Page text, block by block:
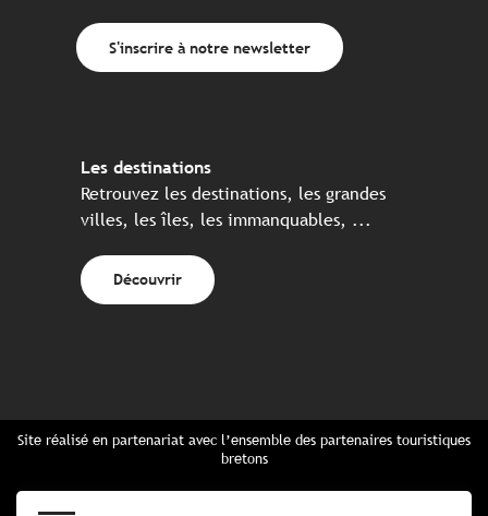
S'inscrire à notre newsletter
Les destinations
Retrouvez les destinations, les grandes
villes, les îles, les immanquables, ...
Découvrir
Site réalisé en partenariat avec l’ensemble des partenaires touristiques
bretons